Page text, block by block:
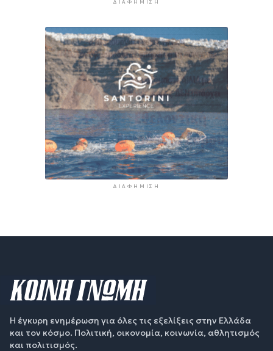
ΔΙΑΦΉΜΙΣΗ
ΔΙΑΦΉΜΙΣΗ
Η έγκυρη ενημέρωση για όλες τις εξελίξεις στην Ελλάδα
και τον κόσμο. Πολιτική, οικονομία, κοινωνία, αθλητισμός
και πολιτισμός.